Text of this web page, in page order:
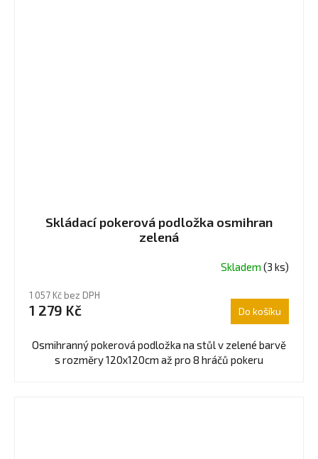
Skládací pokerová podložka osmihran
zelená
Skladem (3 ks)
1 057 Kč bez DPH
1 279 Kč Do košíku
Osmihranný pokerová podložka na stůl v zelené barvě
s rozměry 120x120cm až pro 8 hráčů pokeru